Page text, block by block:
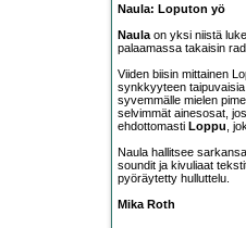
Naula: Loputon yö
Naula on yksi niistä
palaamassa takaisin
Viiden biisin mittainen
synkkyyteen
syvemmälle mielen
selvimmät ainesosat,
ehdottomasti Loppu ,
Naula hallitsee
soundit ja kivuliaat
pyöräytetty hulluttelu.
Mika Roth